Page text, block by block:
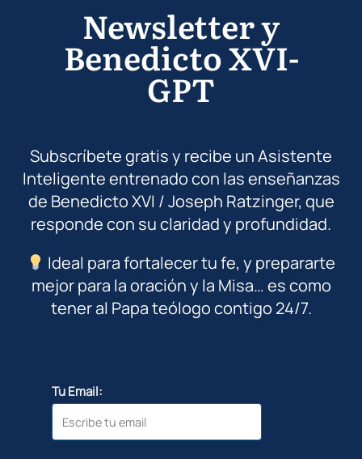
Newsletter y
Benedicto XVI-
GPT
Subscríbete gratis y recibe un Asistente
Inteligente entrenado con las enseñanzas
de Benedicto XVI / Joseph Ratzinger, que
responde con su claridad y profundidad.
Ideal para fortalecer tu fe, y prepararte
mejor para la oración y la Misa… es como
tener al Papa teólogo contigo 24/7.
Tu Email: